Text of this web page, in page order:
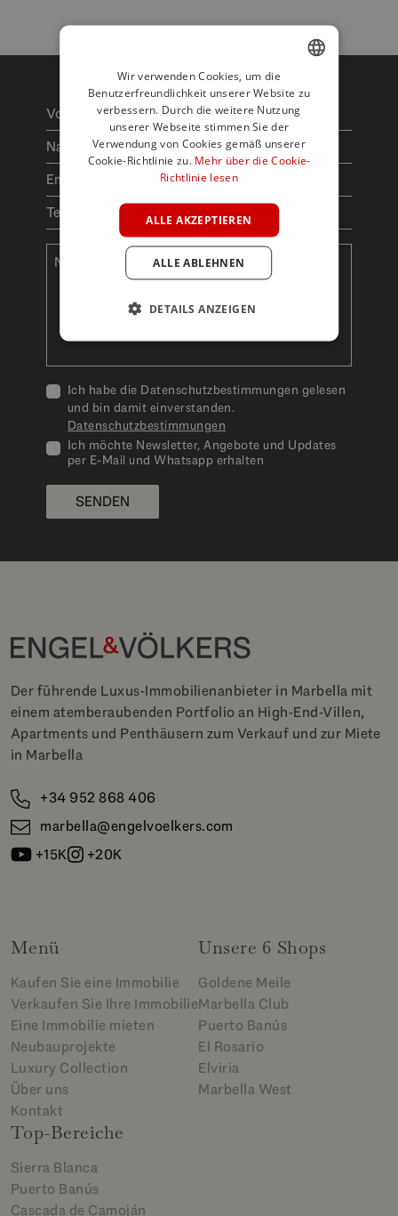
Ich habe die Datenschutzbestimmungen gelesen
und bin damit einverstanden.
Datenschutzbestimmungen
Ich möchte Newsletter, Angebote und Updates
per E-Mail und Whatsapp erhalten
SENDEN
Der führende Luxus-Immobilienanbieter in Marbella mit
einem atemberaubenden Portfolio an High-End-Villen,
Apartments und Penthäusern zum Verkauf und zur Miete
in Marbella
+34 952 868 406
marbella@engelvoelkers.com
+15K
+20K
Menü
Kaufen Sie eine Immobilie
Verkaufen Sie Ihre Immobilie
Eine Immobilie mieten
Neubauprojekte
Luxury Collection
Über uns
Kontakt
Unsere 6 Shops
Goldene Meile
Marbella Club
Puerto Banús
El Rosario
Elviria
Marbella West
Top-Bereiche
Sierra Blanca
Puerto Banús
Cascada de Camoján
ENGLISH
SPANISH
FRENCH
POLISH
Wir verwenden Cookies, um die
Benutzerfreundlichkeit unserer Website zu
verbessern. Durch die weitere Nutzung
unserer Webseite stimmen Sie der
Verwendung von Cookies gemäß unserer
Cookie-Richtlinie zu. Mehr über die Cookie-
Richtlinie lesen
ALLE AKZEPTIEREN
ALLE ABLEHNEN
DETAILS ANZEIGEN